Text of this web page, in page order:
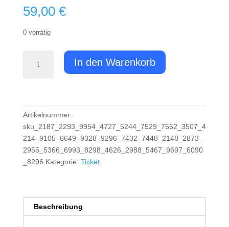
59,00 €
0 vorrätig
Schnuppertauchen
Diver
2023/11/03
-
2023/11/03
(Copy)
(Copy)
(Copy)
In den Warenkorb
Artikelnummer:
sku_2187_2293_9954_4727_5244_7529_7552_3507_4
214_9105_6649_9328_9296_7432_7448_2148_2873_
2955_5366_6993_8298_4626_2988_5467_9697_6090
_8296 Kategorie: Ticket
Beschreibung